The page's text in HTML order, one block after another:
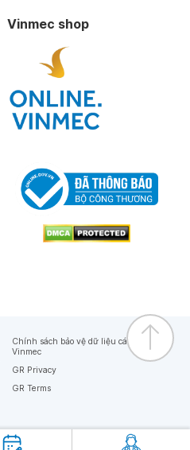
Vinmec shop
Chính sách bảo vệ dữ liệu cá nhân của
Vinmec
GR Privacy
GR Terms